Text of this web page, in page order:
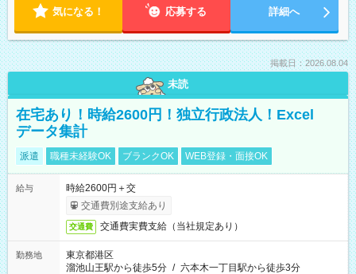
気になる！ 応募する 詳細へ
掲載日：2026.08.04
未読
在宅あり！時給2600円！独立行政法人！Excel
データ集計
派遣 職種未経験OK ブランクOK WEB登録・面接OK
給与
時給2600円＋交
交通費別途支給あり
交通費 交通費実費支給（当社規定あり）
勤務地
東京都港区
溜池山王駅から徒歩5分 / 六本木一丁目駅から徒歩3分